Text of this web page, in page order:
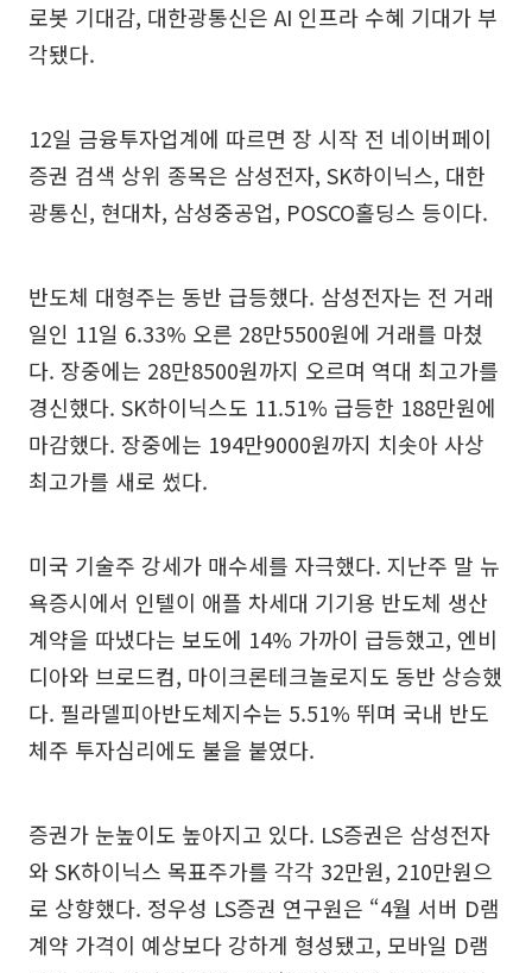
로봇 기대감, 대한광통신은 AI 인프라 수혜 기대가 부
각됐다.
12일 금융투자업계에 따르면 장 시작 전 네이버페이
증권 검색 상위 종목은 삼성전자, SK하이닉스, 대한
광통신, 현대차, 삼성중공업, POSCO홀딩스 등이다.
반도체 대형주는 동반 급등했다. 삼성전자는 전 거래
일인 11일 6.33% 오른 28만5500원에 거래를 마쳤
다. 장중에는 28만8500원까지 오르며 역대 최고가를
경신했다. SK하이닉스도 11.51% 급등한 188만원에
마감했다. 장중에는 194만9000원까지 치솟아 사상
최고가를 새로 썼다.
미국 기술주 강세가 매수세를 자극했다. 지난주 말 뉴
욕증시에서 인텔이 애플 차세대 기기용 반도체 생산
계약을 따냈다는 보도에 14% 가까이 급등했고, 엔비
디아와 브로드컴, 마이크론테크놀로지도 동반 상승했
다. 필라델피아반도체지수는 5.51% 뛰며 국내 반도
체주 투자심리에도 불을 붙였다.
증권가 눈높이도 높아지고 있다. LS증권은 삼성전자
와 SK하이닉스 목표주가를 각각 32만원, 210만원으
로 상향했다. 정우성 LS증권 연구원은 “4월 서버 D램
계약 가격이 예상보다 강하게 형성됐고, 모바일 D램